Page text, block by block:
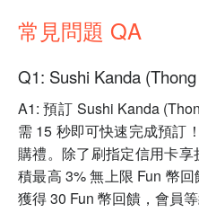
常見問題 QA
Q1: Sushi Kanda
A1: 預訂 Sushi Kanda
需 15 秒即可快速完成預訂
購禮。除了刷指定信用卡
積最高 3% 無上限 Fun 幣
獲得 30 Fun 幣回饋，會員等